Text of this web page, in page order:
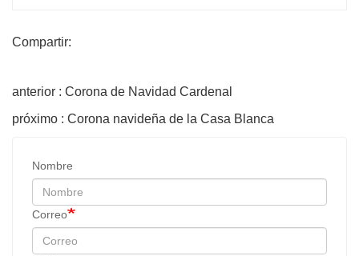
Compartir:
anterior : Corona de Navidad Cardenal
próximo : Corona navideña de la Casa Blanca
Nombre
Correo